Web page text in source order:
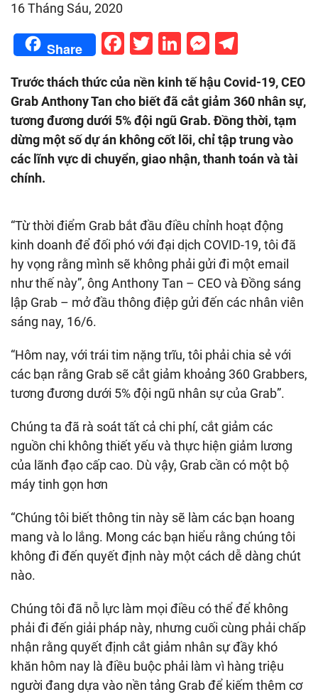
16 Tháng Sáu, 2020
Share Facebook
Twitter
LinkedIn
Trước thách thức của nền kinh tế hậu Covid-19, CEO
Grab Anthony Tan cho biết đã cắt giảm 360 nhân sự,
tương đương dưới 5% đội ngũ Grab. Đồng thời, tạm
dừng một số dự án không cốt lõi, chỉ tập trung vào
các lĩnh vực di chuyển, giao nhận, thanh toán và tài
chính.
“Từ thời điểm Grab bắt đầu điều chỉnh hoạt động
kinh doanh để đối phó với đại dịch COVID-19, tôi đã
hy vọng rằng mình sẽ không phải gửi đi một email
như thế này”, ông Anthony Tan – CEO và Đồng sáng
lập Grab – mở đầu thông điệp gửi đến các nhân viên
sáng nay, 16/6.
“Hôm nay, với trái tim nặng trĩu, tôi phải chia sẻ với
các bạn rằng Grab sẽ cắt giảm khoảng 360 Grabbers,
tương đương dưới 5% đội ngũ nhân sự của Grab”.
Chúng ta đã rà soát tất cả chi phí, cắt giảm các
nguồn chi không thiết yếu và thực hiện giảm lương
của lãnh đạo cấp cao. Dù vậy, Grab cần có một bộ
máy tinh gọn hơn
“Chúng tôi biết thông tin này sẽ làm các bạn hoang
mang và lo lắng. Mong các bạn hiểu rằng chúng tôi
không đi đến quyết định này một cách dễ dàng chút
nào.
Chúng tôi đã nỗ lực làm mọi điều có thể để không
phải đi đến giải pháp này, nhưng cuối cùng phải chấp
nhận rằng quyết định cắt giảm nhân sự đầy khó
khăn hôm nay là điều buộc phải làm vì hàng triệu
người đang dựa vào nền tảng Grab để kiếm thêm cơ